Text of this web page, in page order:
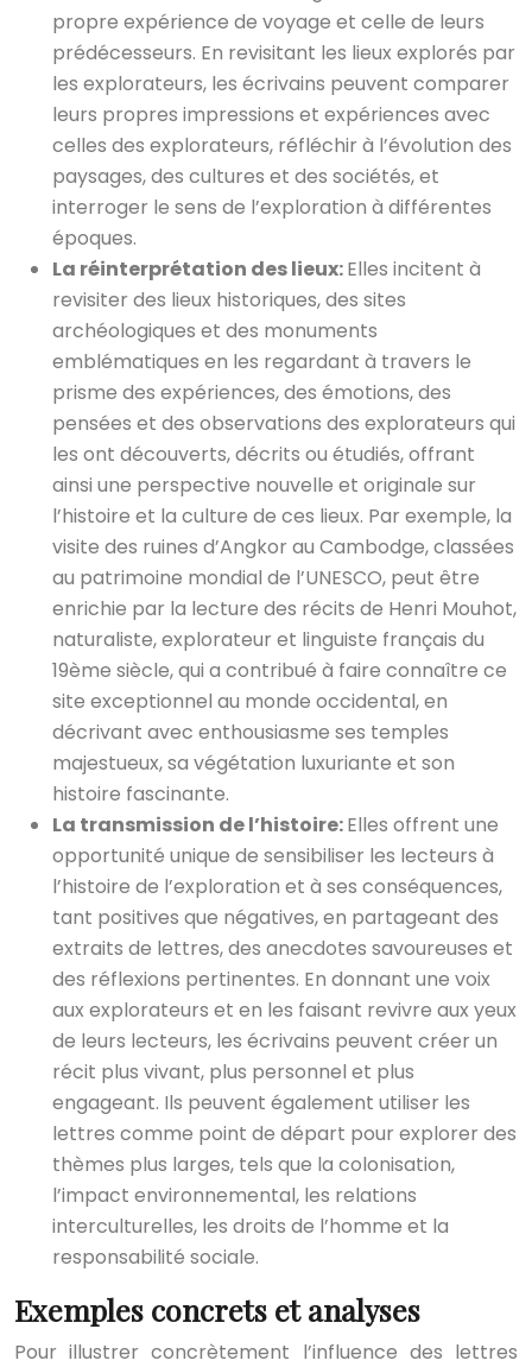
propre expérience de voyage et celle de leurs
prédécesseurs. En revisitant les lieux explorés par
les explorateurs, les écrivains peuvent comparer
leurs propres impressions et expériences avec
celles des explorateurs, réfléchir à l’évolution des
paysages, des cultures et des sociétés, et
interroger le sens de l’exploration à différentes
époques.
La réinterprétation des lieux:Elles incitent à
revisiter des lieux historiques, des sites
archéologiques et des monuments
emblématiques en les regardant à travers le
prisme des expériences, des émotions, des
pensées et des observations des explorateurs qui
les ont découverts, décrits ou étudiés, offrant
ainsi une perspective nouvelle et originale sur
l’histoire et la culture de ces lieux. Par exemple, la
visite des ruines d’Angkor au Cambodge, classées
au patrimoine mondial de l’UNESCO, peut être
enrichie par la lecture des récits de Henri Mouhot,
naturaliste, explorateur et linguiste français du
19ème siècle, qui a contribué à faire connaître ce
site exceptionnel au monde occidental, en
décrivant avec enthousiasme ses temples
majestueux, sa végétation luxuriante et son
histoire fascinante.
La transmission de l’histoire:Elles offrent une
opportunité unique de sensibiliser les lecteurs à
l’histoire de l’exploration et à ses conséquences,
tant positives que négatives, en partageant des
extraits de lettres, des anecdotes savoureuses et
des réflexions pertinentes. En donnant une voix
aux explorateurs et en les faisant revivre aux yeux
de leurs lecteurs, les écrivains peuvent créer un
récit plus vivant, plus personnel et plus
engageant. Ils peuvent également utiliser les
lettres comme point de départ pour explorer des
thèmes plus larges, tels que la colonisation,
l’impact environnemental, les relations
interculturelles, les droits de l’homme et la
responsabilité sociale.
Exemples concrets et analyses
Pour illustrer concrètement l’influence des lettres